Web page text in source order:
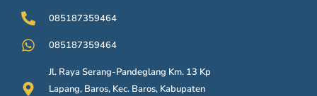
085187359464
085187359464
Jl. Raya Serang-Pandeglang Km. 13 Kp
Lapang, Baros, Kec. Baros, Kabupaten